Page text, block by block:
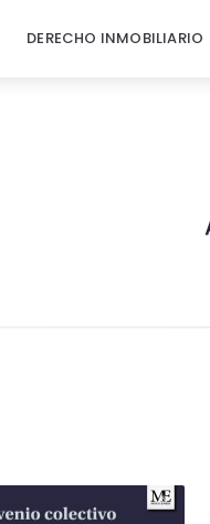
DERECHO INMOBILIARIO